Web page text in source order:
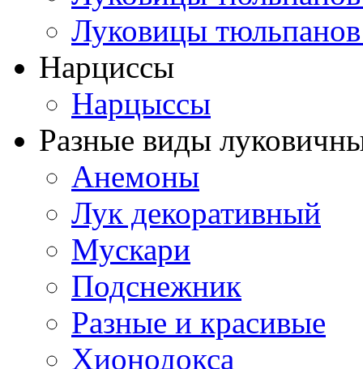
Луковицы
Нарциссы
Нарцыссы
Разные виды
Анемоны
Лук декоративный
Мускари
Подснежник
Разные и красивые
Хионодокса